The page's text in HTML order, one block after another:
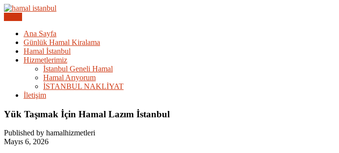
Skip
İstanbul Günlük Hamal | Hamal Arıyorum Hamal
Ana Sayfa
Günlük Hamal Kiralama
Hamal İstanbul
Hizmetlerimiz
İstanbul Geneli Hamal
Hamal Arıyorum
İSTANBUL NAKLİYAT
İletişim
Yük Taşımak İçin Hamal Lazım İstanbul
Published by hamalhizmetleri
Mayıs 6, 2026